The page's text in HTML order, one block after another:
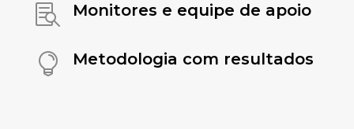
 Monitores e equipe de apoio
 Metodologia com resultados